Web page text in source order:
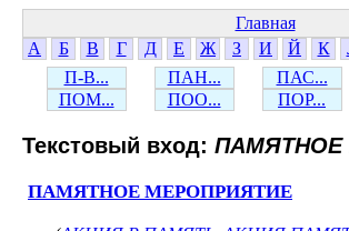
Главная
А
Б В Г Д Е Ж З И Й К
П-В...
ПАН... ПАС...
ПОМ...
ПОО... ПОР...
Текстовый вход: ПАМЯТНОЕ
ПАМЯТНОЕ МЕРОПРИЯТИЕ